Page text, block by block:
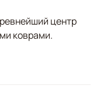
центр
коврами.